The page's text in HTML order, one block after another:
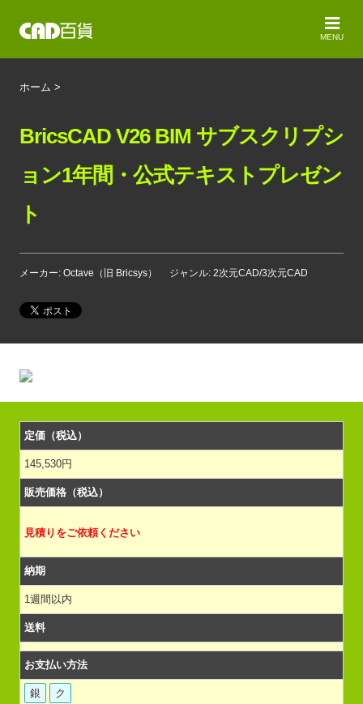
MENU
ホーム >
BricsCAD V26 BIM サブスクリプシ
ョン1年間・公式テキストプレゼン
ト
メーカー: Octave（旧 Bricsys） ジャンル: 2次元CAD/3次元CAD
定価（税込）
145,530円
販売価格（税込）
見積りをご依頼ください
納期
1週間以内
送料
お支払い方法
銀 ク